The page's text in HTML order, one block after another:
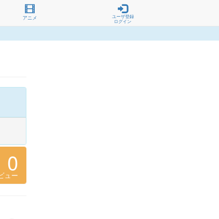
アニメ
ユーザ登録
ログイン
0
ュー